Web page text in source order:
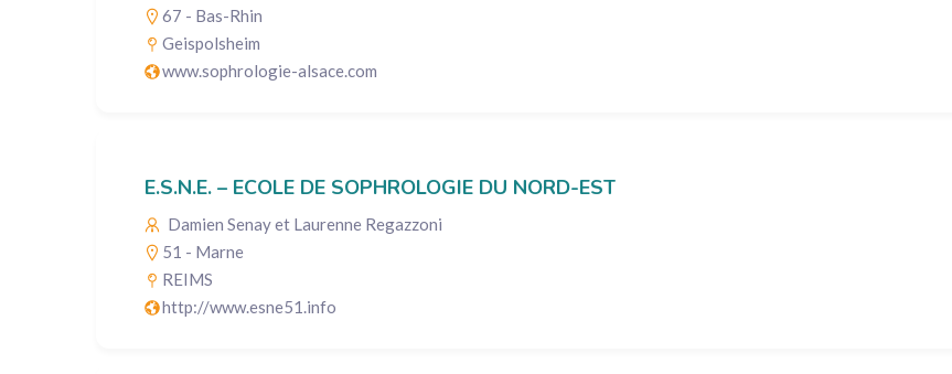
67 - Bas-Rhin
Geispolsheim
www.sophrologie-alsace.com
E.S.N.E. – ECOLE DE SOPHROLOGIE DU NORD-EST
Damien Senay et Laurenne Regazzoni
51 - Marne
REIMS
http://www.esne51.info